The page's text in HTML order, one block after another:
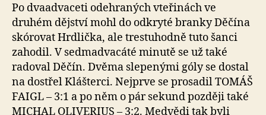
Po dvaadvaceti odehraných vteřinách ve
druhém dějství mohl do odkryté branky Děčína
skórovat Hrdlička, ale trestuhodně tuto šanci
zahodil. V sedmadvacáté minutě se už také
radoval Děčín. Dvěma slepenými góly se dostal
na dostřel Klášterci. Nejprve se prosadil TOMÁŠ
FAIGL – 3:1 a po něm o pár sekund později také
MICHAL OLIVERIUS – 3:2. Medvědi tak byli